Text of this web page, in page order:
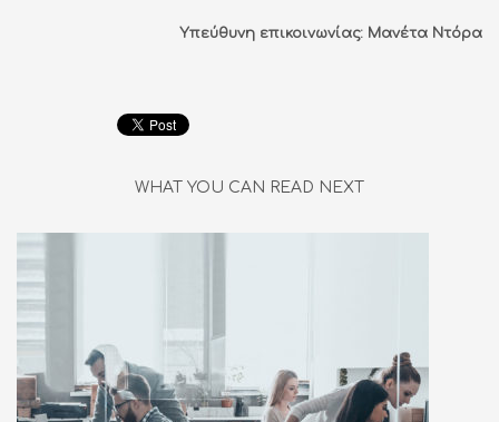
Υπεύθυνη επικοινωνίας: Μανέτα Ντόρα
WHAT YOU CAN READ NEXT